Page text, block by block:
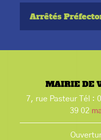
Arrêtés
MAIRIE DE
7, rue Pasteur Tél :
39 02